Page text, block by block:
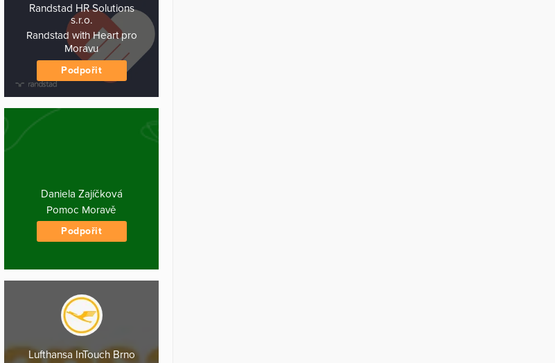
Randstad HR Solutions
s.r.o.
Randstad with Heart pro
Moravu
Podpořit
Daniela Zajíčková
Pomoc Moravě
Podpořit
Lufthansa InTouch Brno